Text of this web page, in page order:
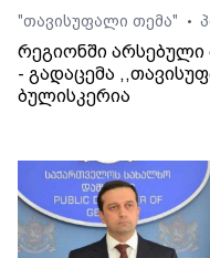
"თავისუფალი თემა"
•
რეგიონში არსებული
- გადაცემა
ბულისკერია